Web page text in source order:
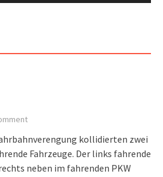
kollidierten zwei
Fahrzeuge. Der links fahrende
neben im fahrenden PKW